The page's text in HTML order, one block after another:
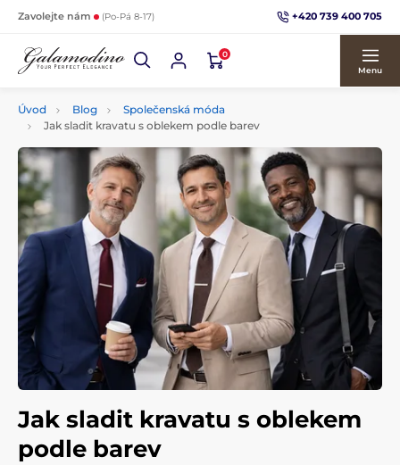
Zavolejte nám (Po-Pá 8-17) +420 739 400 705
0
Menu
Úvod Blog
Společenská móda
Jak sladit kravatu s oblekem podle barev
Jak sladit kravatu s oblekem
podle barev